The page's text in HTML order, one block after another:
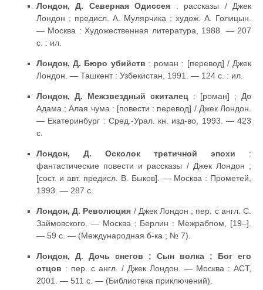
Лондон, Д. Северная Одиссея : рассказы / Джек
Лондон ; предисл. А. Мулярчика ; худож. А. Голицын.
— Москва : Художественная литература, 1988. — 207
с. : ил.
Лондон, Д. Бюро убийств : роман : [перевод] / Джек
Лондон. — Ташкент : Узбекистан, 1991. — 124 с. : ил.
Лондон, Д. Межзвездный скиталец : [роман] ; До
Адама ; Алая чума : [повести : перевод] / Джек Лондон.
— Екатеринбург : Сред.-Урал. кн. изд-во, 1993. — 423
с.
Лондон, Д. Осколок третичной эпохи :
фантастические повести и рассказы / Джек Лондон ;
[сост. и авт. предисл. В. Быков]. — Москва : Прометей,
1993. — 287 с.
Лондон, Д. Революция / Джек Лондон ; пер. с англ. С.
Займовского. — Москва ; Берлин : Межрабпом, [19–].
— 59 с. — (Международная б-ка ; № 7).
Лондон, Д. Дочь снегов ; Сын волка ; Бог его
отцов : пер. с англ. / Джек Лондон. — Москва : АСТ,
2001. — 511 с. — (Библиотека приключений).